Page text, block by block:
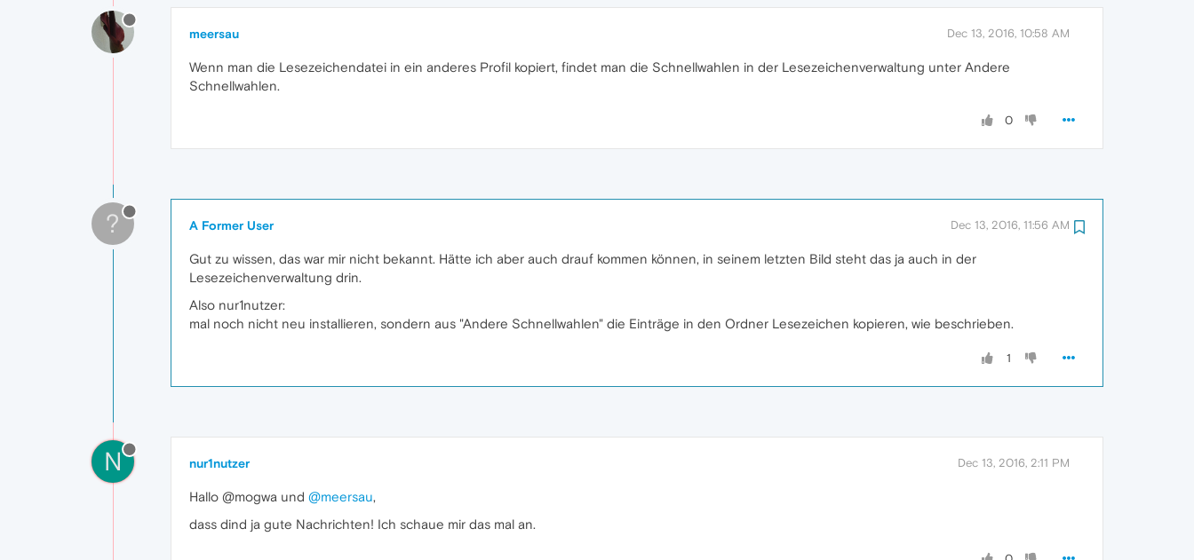
meersau Dec 13, 2016, 10:58 AM
Wenn man die Lesezeichendatei in ein anderes Profil kopiert, findet man die Schnellwahlen in der Lesezeichenverwaltung unter Andere
Schnellwahlen.
0
? A Former User Dec 13, 2016, 11:56 AM
Gut zu wissen, das war mir nicht bekannt. Hätte ich aber auch drauf kommen können, in seinem letzten Bild steht das ja auch in der
Lesezeichenverwaltung drin.
Also nur1nutzer:
mal noch nicht neu installieren, sondern aus "Andere Schnellwahlen" die Einträge in den Ordner Lesezeichen kopieren, wie beschrieben.
1
N nur1nutzer Dec 13, 2016, 2:11 PM
Hallo @mogwa und @meersau,
dass dind ja gute Nachrichten! Ich schaue mir das mal an.